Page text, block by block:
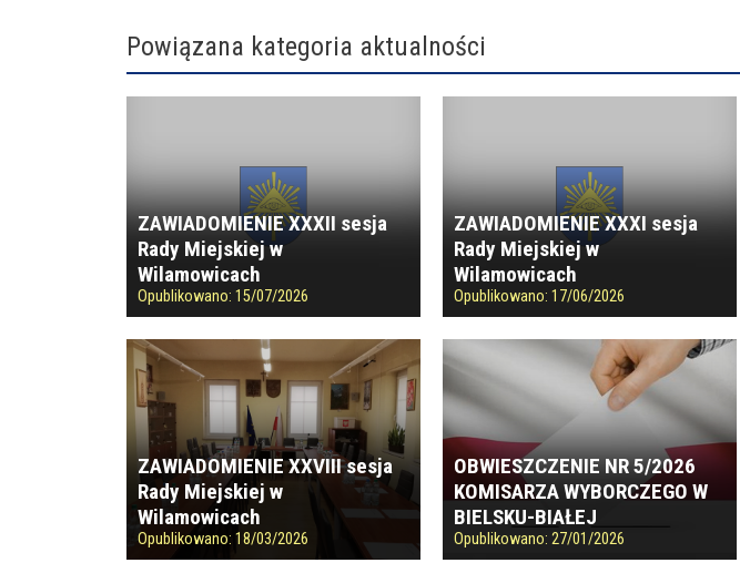
Powiązana kategoria aktualności
ZAWIADOMIENIE XXXII sesja
Rady Miejskiej w
Wilamowicach
Opublikowano: 15/07/2026
ZAWIADOMIENIE XXXI sesja
Rady Miejskiej w
Wilamowicach
Opublikowano:17/06/2026
ZAWIADOMIENIE XXVIII sesja
Rady Miejskiej w
Wilamowicach
Opublikowano: 18/03/2026
OBWIESZCZENIE NR 5/2026
KOMISARZA WYBORCZEGO W
BIELSKU-BIAŁEJ
Opublikowano:27/01/2026